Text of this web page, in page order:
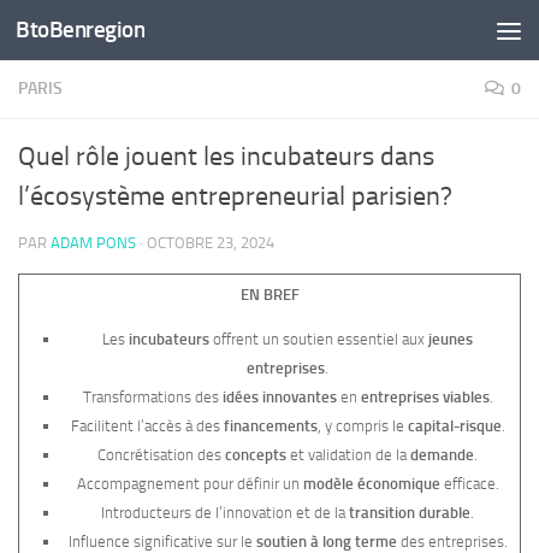
Skip to content
BtoBenregion
PARIS 0
Quel rôle jouent les incubateurs dans
l’écosystème entrepreneurial parisien?
PAR ADAM PONS · OCTOBRE 23, 2024
EN BREF
Les incubateurs offrent un soutien essentiel aux jeunes
entreprises.
Transformations des idées innovantesen entreprises viables.
Facilitent l’accès à des financements, y compris le capital-risque.
Concrétisation des concepts et validation de lademande.
Accompagnement pour définir un modèle économique efficace.
Introducteurs de l’innovation et de latransition durable.
Influence significative sur le soutien à long terme des entreprises.